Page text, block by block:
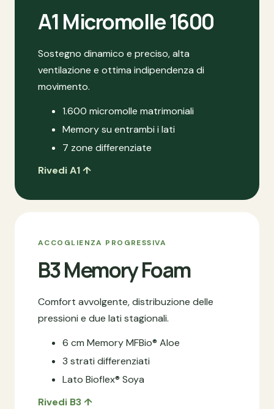
A1 Micromolle 1600
Sostegno dinamico e preciso, alta
ventilazione e ottima indipendenza di
movimento.
1.600 micromolle matrimoniali
Memory su entrambi i lati
7 zone differenziate
Rivedi A1 ↑
ACCOGLIENZA PROGRESSIVA
B3 Memory Foam
Comfort avvolgente, distribuzione delle
pressioni e due lati stagionali.
6 cm Memory MFBio® Aloe
3 strati differenziati
Lato Bioflex® Soya
Rivedi B3 ↑